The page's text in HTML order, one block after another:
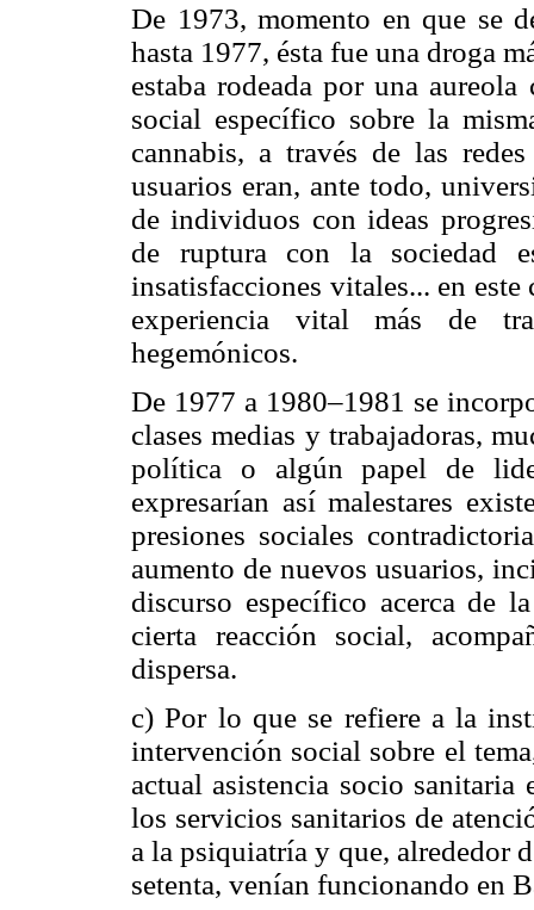
De 1973, momento en que se
hasta 1977, ésta fue una droga
estaba rodeada por una
social específico sobre la
cannabis, a través de las
usuarios eran, ante todo,
de individuos con ideas
de ruptura con la sociedad
insatisfacciones vitales... en
experiencia vital más de
hegemónicos.
De 1977 a 1980–1981 se
clases medias y trabajadoras,
política o algún papel de
expresarían así malestares
presiones sociales
aumento de nuevos usuarios,
discurso específico acerca de
cierta reacción social,
dispersa.
c) Por lo que se refiere a la
intervención social sobre el
actual asistencia socio sanitaria
los servicios sanitarios de
a la psiquiatría y que, alrededor
setenta, venían funcionando en